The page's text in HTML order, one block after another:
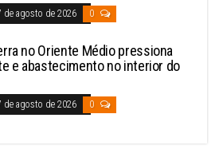
de agosto de 2026 0
no Oriente Médio pressiona
e abastecimento no interior do
de agosto de 2026 0